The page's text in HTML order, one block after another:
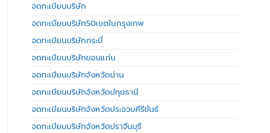
จดทะเบียนบริษัท
จดทะเบียนบริษัท50เขตในกรุงเทพ
จดทะเบียนบริษัทกระบี่
จดทะเบียนบริษัทขอนแก่น
จดทะเบียนบริษัทจังหวัดน่าน
จดทะเบียนบริษัทจังหวัดปทุมธานี
จดทะเบียนบริษัทจังหวัดประจวบคีรีขันธ์
จดทะเบียนบริษัทจังหวัดปราจีนบุรี